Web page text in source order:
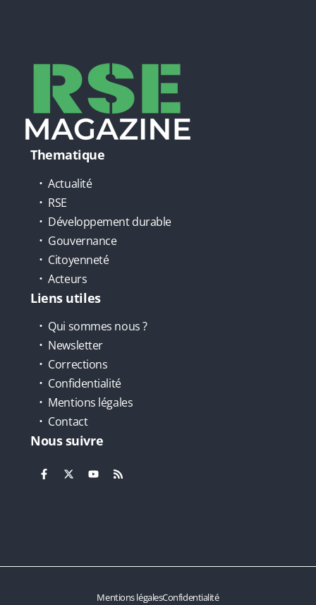
Thematique
Actualité
RSE
Développement durable
Gouvernance
Citoyenneté
Acteurs
Liens utiles
Qui sommes nous ?
Newsletter
Corrections
Confidentialité
Mentions légales
Contact
Nous suivre
Mentions légalesConfidentialité